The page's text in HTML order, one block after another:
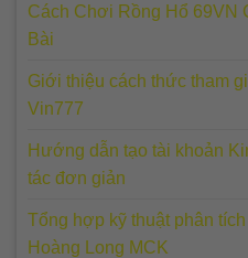
Cách Chơi Rồng Hổ 69VN
Bài
Giới thiệu cách thức tham
Vin777
Hướng dẫn tạo tài khoản
tác đơn giản
Tổng hợp kỹ thuật phân
Hoàng Long MCK